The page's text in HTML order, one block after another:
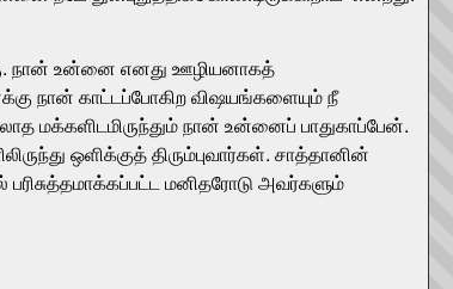
நான் உன்னை எனது ஊழியனாகத்
நான் காட்டப்போகிற விஷயங்களையும் நீ
மக்களிடமிருந்தும் நான் உன்னைப் பாதுகாப்பேன்.
ஒளிக்குத் திரும்புவார்கள். சாத்தானின்
மனிதரோடு அவர்களும்